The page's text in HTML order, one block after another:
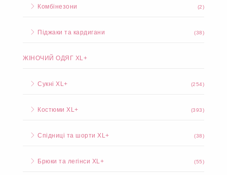
Комбінезони (2)
Піджаки та кардигани (38)
ЖІНОЧИЙ ОДЯГ XL+
Сукні XL+ (254)
Костюми XL+ (393)
Спідниці та шорти XL+ (38)
Брюки та легінси XL+ (55)